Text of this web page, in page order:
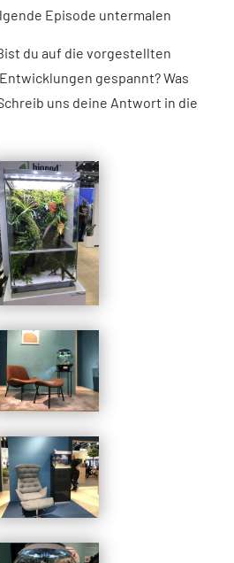
Episode untermalen
du auf die vorgestellten
gespannt? Was
uns deine Antwort in die